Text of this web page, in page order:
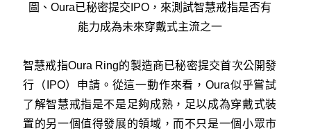
圖、Oura已秘密提交IPO，來測試智慧戒指是否有
能力成為未來穿戴式主流之一
智慧戒指Oura Ring的製造商已秘密提交首次公開發
行（IPO）申請。從這一動作來看，Oura似乎嘗試
了解智慧戒指是不是足夠成熟，足以成為穿戴式裝
置的另一個值得發展的領域，而不只是一個小眾市